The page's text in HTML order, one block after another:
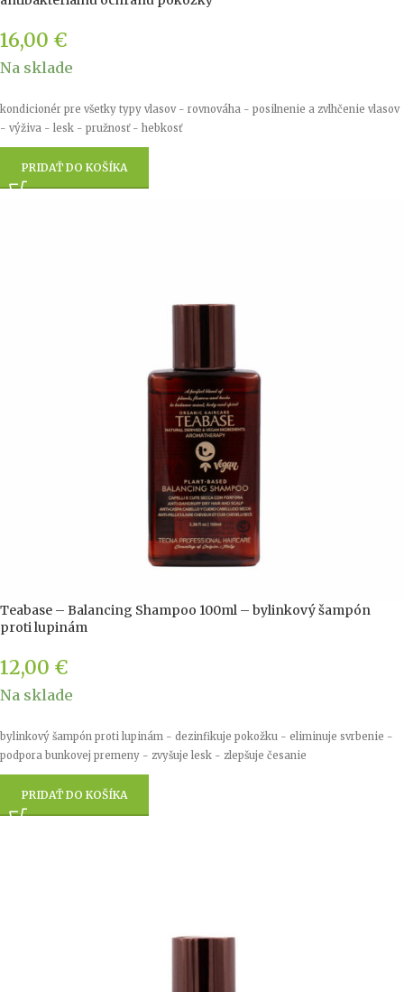
16,00 €
Na sklade
kondicionér pre všetky typy vlasov - rovnováha - posilnenie a zvlhčenie vlasov
- výživa - lesk - pružnosť - hebkosť
PRIDAŤ DO KOŠÍKA
Teabase – Balancing Shampoo 100ml – bylinkový šampón
proti lupinám
12,00 €
Na sklade
bylinkový šampón proti lupinám - dezinfikuje pokožku - eliminuje svrbenie -
podpora bunkovej premeny - zvyšuje lesk - zlepšuje česanie
PRIDAŤ DO KOŠÍKA